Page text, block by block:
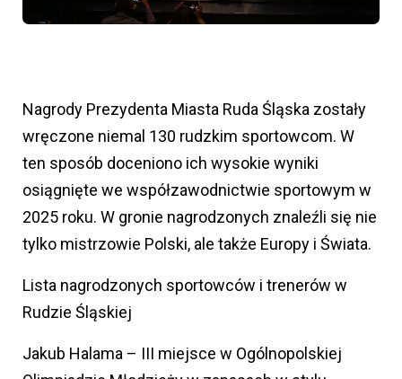
Nagrody Prezydenta Miasta Ruda Śląska zostały
wręczone niemal 130 rudzkim sportowcom. W
ten sposób doceniono ich wysokie wyniki
osiągnięte we współzawodnictwie sportowym w
2025 roku. W gronie nagrodzonych znaleźli się nie
tylko mistrzowie Polski, ale także Europy i Świata.
Lista nagrodzonych sportowców i trenerów w
Rudzie Śląskiej
Jakub Halama – III miejsce w Ogólnopolskiej